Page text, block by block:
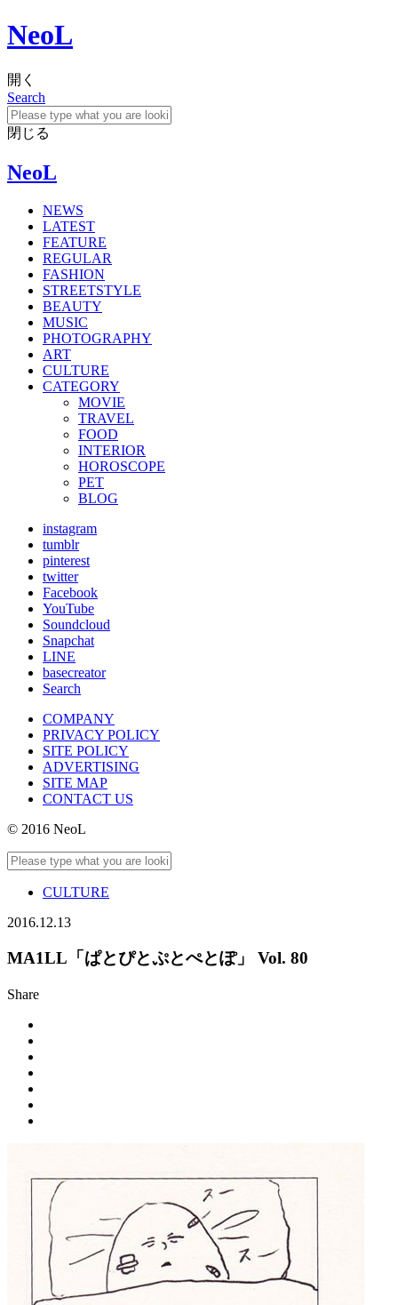
NeoL
開く
Search
閉じる
NeoL
NEWS
LATEST
FEATURE
REGULAR
FASHION
STREETSTYLE
BEAUTY
MUSIC
PHOTOGRAPHY
ART
CULTURE
CATEGORY
MOVIE
TRAVEL
FOOD
INTERIOR
HOROSCOPE
PET
BLOG
instagram
tumblr
pinterest
twitter
Facebook
YouTube
Soundcloud
Snapchat
LINE
basecreator
Search
COMPANY
PRIVACY POLICY
SITE POLICY
ADVERTISING
SITE MAP
CONTACT US
© 2016 NeoL
CULTURE
2016.12.13
MA1LL「ぱとぴとぷとぺとぽ」 Vol. 80
Share